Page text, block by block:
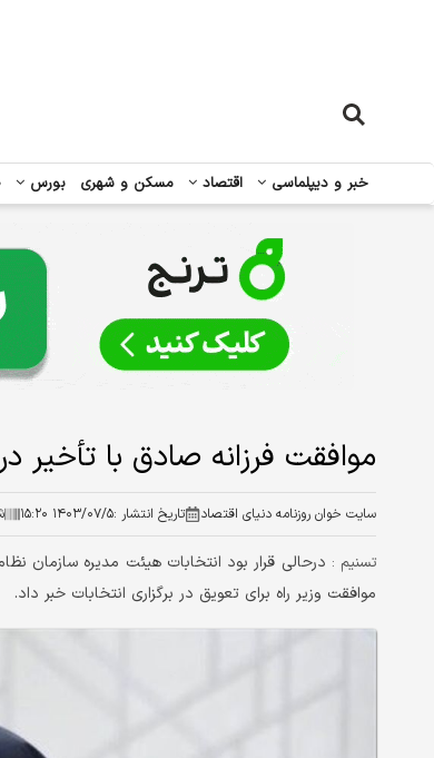
خبر و دیپلماسی اقتصاد مسکن و شهری بورس
موافقت فرزانه صادق با تأخیر
سایت خوان روزنامه دنیای اقتصاد تاریخ انتشار :۱۴۰۳/۰۷/۵ ۱۵:۲۰
تسنیم : درحالی قرار بود انتخابات هیئت مدیره سازمان
موافقت وزیر راه برای تعویق در برگزاری انتخابات خبر داد.